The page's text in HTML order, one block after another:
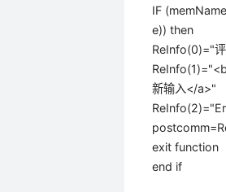
IF
e)) then
ReInfo(0)="
新输入</a>"
exit function
end if